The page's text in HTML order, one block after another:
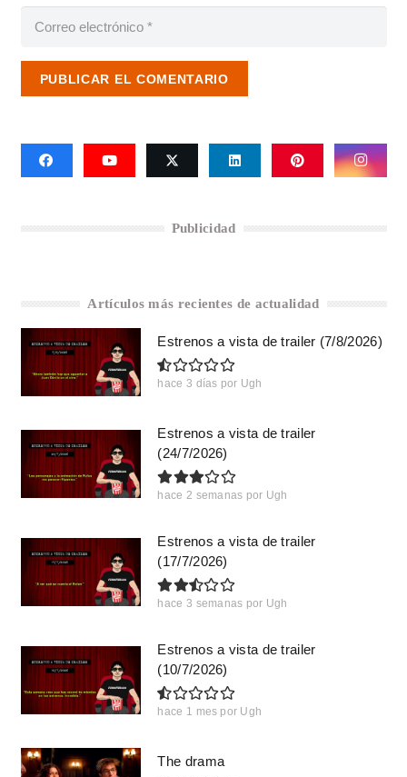
PUBLICAR EL COMENTARIO
Publicidad
Artículos más recientes de actualidad
Estrenos a vista de trailer (7/8/2026)
hace 3 días por Ugh
Estrenos a vista de trailer
(24/7/2026)
hace 2 semanas por Ugh
Estrenos a vista de trailer
(17/7/2026)
hace 3 semanas por Ugh
Estrenos a vista de trailer
(10/7/2026)
hace 1 mes por Ugh
The drama